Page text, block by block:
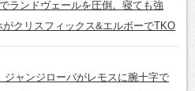
でランドヴェールを圧倒。寝ても強
がクリスフィックス&エルボーでTKO
ジャンジローバがレモスに腕十字で